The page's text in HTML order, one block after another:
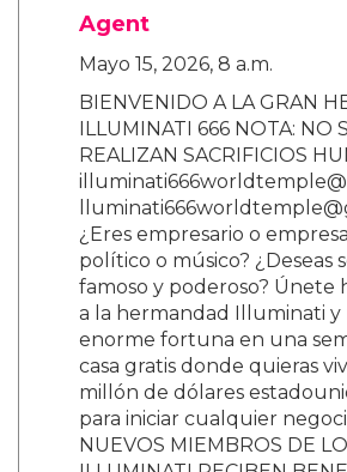
Agent
Mayo 15, 2026, 8 a.m.
BIENVENIDO A LA GRAN
ILLUMINATI 666 NOTA: NO
REALIZAN SACRIFICIOS
¿Eres empresario o
político o músico? ¿Deseas
famoso y poderoso? Únete
a la hermandad Illuminati y
enorme fortuna en una
casa gratis donde quieras
millón de dólares
para iniciar cualquier
NUEVOS MIEMBROS DE